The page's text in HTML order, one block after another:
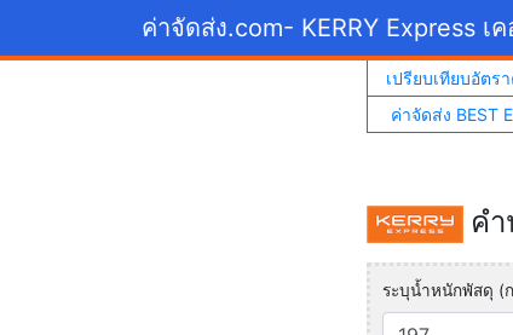
ค่าจัดส่ง.com- KERRY Express เ
เปรียบเทียบอัตร
ค่าจัดส่ง BEST
ค
ระบุน้ำหนักพัสดุ (